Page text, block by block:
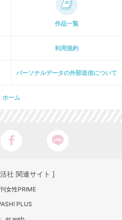
作品一覧
利用規約
パーソナルデータの外部送信について
ホーム
社 関連サイト ]
女性PRIME
PLUS